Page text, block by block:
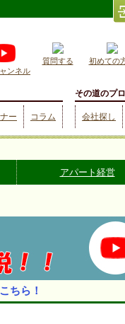
ンネル
質問する 初めての
ー コラム
その道のプロ
会社探し
アパート経営
ちら！